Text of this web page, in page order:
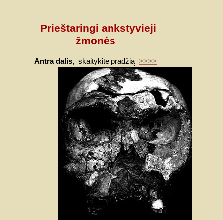
Prieštaringi ankstyvieji
žmonės
Antra dalis, skaitykite pradžią >>>>